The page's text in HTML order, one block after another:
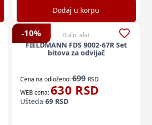
Dodaj u korpu
-10% Ručni alat
FIELDMANN FDS 9002-67R Set
bitova za odvijač
Cena na odloženo:699 RSD
WEB cena:630 RSD
Ušteda 69RSD